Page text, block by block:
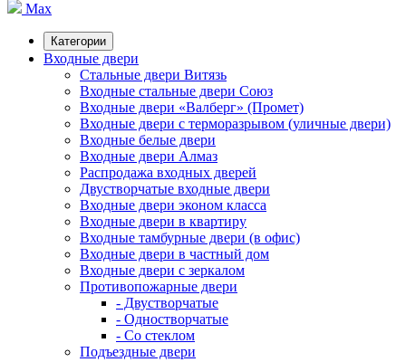
Max
Категории
Входные двери
Стальные двери Витязь
Входные стальные двери Союз
Входные двери «Валберг» (Промет)
Входные двери с терморазрывом (уличные двери)
Входные белые двери
Входные двери Алмаз
Распродажа входных дверей
Двустворчатые входные двери
Входные двери эконом класса
Входные двери в квартиру
Входные тамбурные двери (в офис)
Входные двери в частный дом
Входные двери с зеркалом
Противопожарные двери
- Двустворчатые
- Одностворчатые
- Со стеклом
Подъездные двери